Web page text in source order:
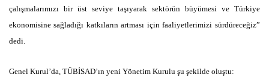
çalışmalarımızı bir üst seviye taşıyarak sektörün büyümesi ve Türkiye
ekonomisine sağladığı katkıların artması için faaliyetlerimizi sürdüreceğiz”
dedi.
Genel Kurul’da, TÜBİSAD’ın yeni Yönetim Kurulu şu şekilde oluştu: